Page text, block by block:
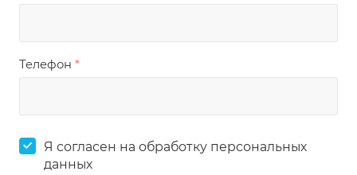
Телефон *
Я согласен на обработку персональных
данных